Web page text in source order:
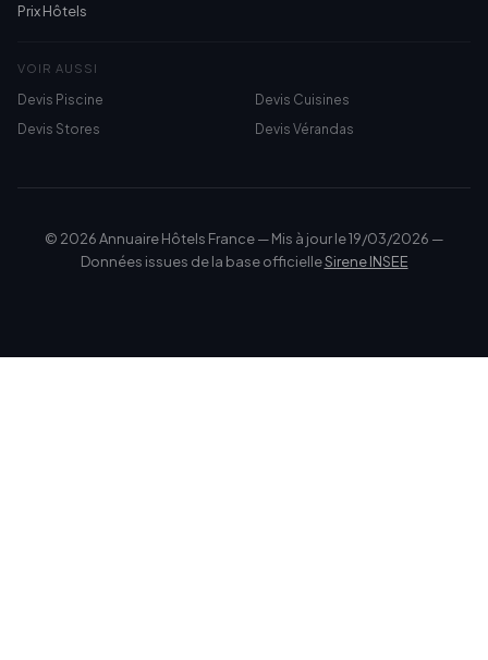
Prix Hôtels
VOIR AUSSI
Devis Piscine
Devis Cuisines
Devis Stores
Devis Vérandas
© 2026 Annuaire Hôtels France — Mis à jour le 19/03/2026 —
Données issues de la base officielleSirene INSEE